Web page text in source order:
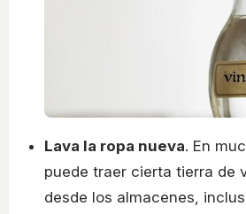
Lava la ropa nueva. En
puede traer cierta tierra de
desde los almacenes,